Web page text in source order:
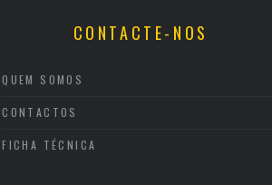
CONTACTE-NOS
QUEM SOMOS
CONTACTOS
FICHA TÉCNICA